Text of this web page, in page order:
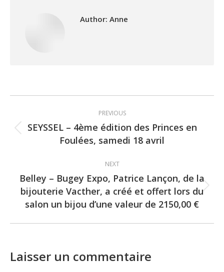
Author: Anne
navigation
PREVIOUS
Previous
post:
SEYSSEL – 4ème édition des Princes en
Foulées, samedi 18 avril
NEXT
Next
post:
Belley – Bugey Expo, Patrice Lançon, de la
bijouterie Vacther, a créé et offert lors du
salon un bijou d’une valeur de 2150,00 €
Laisser un commentaire